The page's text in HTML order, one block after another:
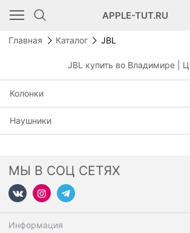
APPLE-TUT.RU
Главная Каталог JBL
JBL купить во Владимире |
Колонки
Наушники
МЫ В СОЦ СЕТЯХ
Информация